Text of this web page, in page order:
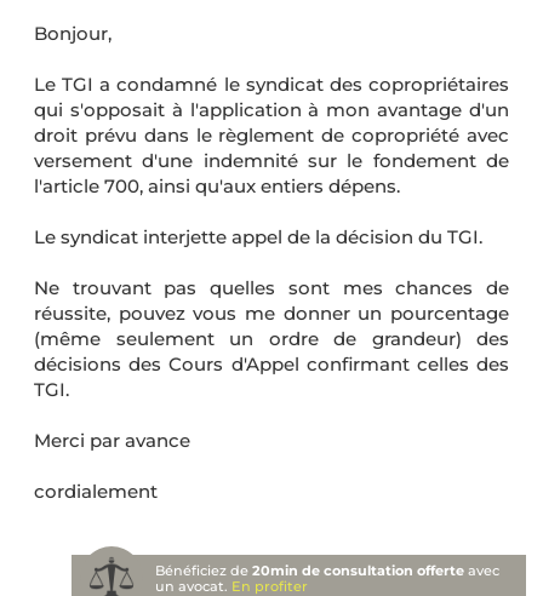
Bonjour,
Le TGI a condamné le syndicat des copropriétaires
qui s'opposait à l'application à mon avantage d'un
droit prévu dans le règlement de copropriété avec
versement d'une indemnité sur le fondement de
l'article 700, ainsi qu'aux entiers dépens.
Le syndicat interjette appel de la décision du TGI.
Ne trouvant pas quelles sont mes chances de
réussite, pouvez vous me donner un pourcentage
(même seulement un ordre de grandeur) des
décisions des Cours d'Appel confirmant celles des
TGI.
Merci par avance
cordialement
Bénéficiez de20min de consultation offerte avec
un avocat. En profiter